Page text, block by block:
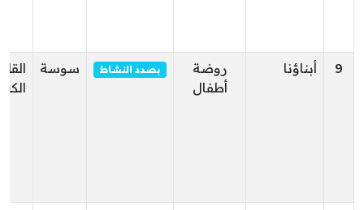
9 أبناؤنا
روضة
أطفال
بصدد النشاط سوسة